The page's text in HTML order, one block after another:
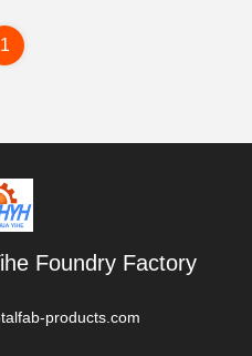
1
Foundry Factory
products.com